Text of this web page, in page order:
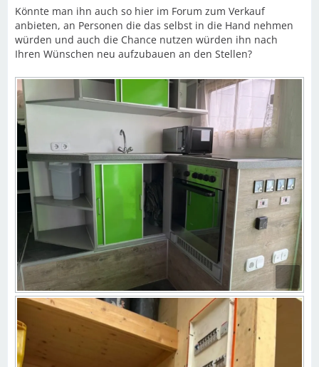
Könnte man ihn auch so hier im Forum zum Verkauf
anbieten, an Personen die das selbst in die Hand nehmen
würden und auch die Chance nutzen würden ihn nach
Ihren Wünschen neu aufzubauen an den Stellen?